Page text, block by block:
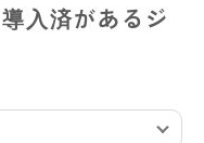
入済があるジ